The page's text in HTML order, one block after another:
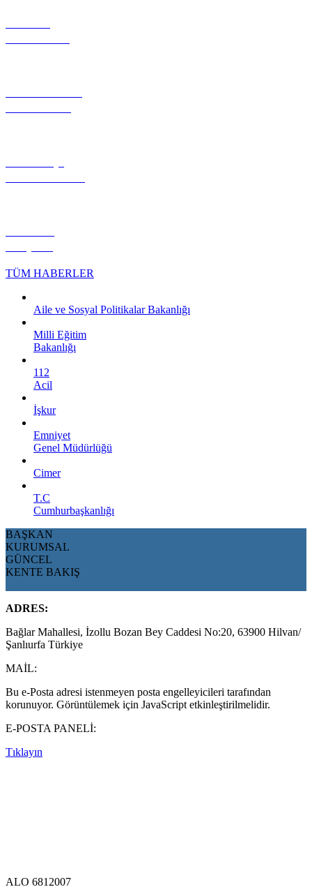
TÜM HABERLER
Aile ve Sosyal Politikalar Bakanlığı
Milli Eğitim
Bakanlığı
112
Acil
İşkur
Emniyet
Genel Müdürlüğü
Cimer
T.C
Cumhurbaşkanlığı
BAŞKAN
KURUMSAL
GÜNCEL
KENTE BAKIŞ
ADRES:
Bağlar Mahallesi, İzollu Bozan Bey Caddesi No:20, 63900 Hilvan/
Şanlıurfa Türkiye
MAİL:
Bu e-Posta adresi istenmeyen posta engelleyicileri tarafından
korunuyor. Görüntülemek için JavaScript etkinleştirilmelidir.
E-POSTA PANELİ:
Tıklayın
ALO 6812007